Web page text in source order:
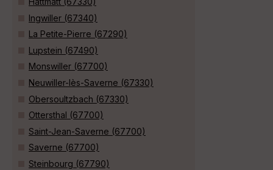
Ingwiller (67340)
La Petite-Pierre (67290)
Lupstein (67490)
Monswiller (67700)
Neuwiller-lès-Saverne (67330)
Obersoultzbach (67330)
Ottersthal (67700)
Saint-Jean-Saverne (67700)
Saverne (67700)
Steinbourg (67790)